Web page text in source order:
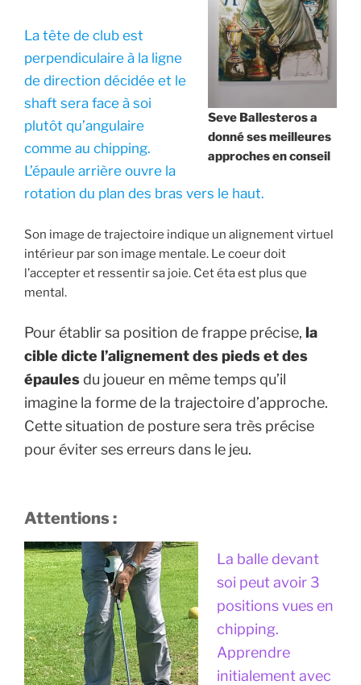
Seve Ballesteros a
donné ses meilleures
approches en conseil
La tête de club est
perpendiculaire à la ligne
de direction décidée et le
shaft sera face à soi
plutôt qu’angulaire
comme au chipping.
L’épaule arrière ouvre la
rotation du plan des bras vers le haut.
Son image de trajectoire indique un alignement virtuel
intérieur par son image mentale. Le coeur doit
l’accepter et ressentir sa joie. Cet éta est plus que
mental.
Pour établir sa position de frappe précise, la
cible dicte l’alignement des pieds et des
épaulesdu joueur en même temps qu’il
imagine la forme de la trajectoire d’approche.
Cette situation de posture sera très précise
pour éviter ses erreurs dans le jeu.
Attentions :
La balle devant
soi peut avoir 3
positions vues en
chipping.
Apprendre
initialement avec